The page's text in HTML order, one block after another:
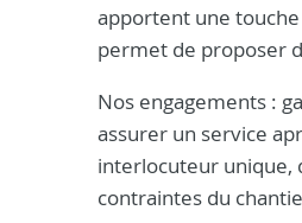
apportent une
permet de proposer
Nos engagements :
assurer un service
interlocuteur unique,
contraintes du